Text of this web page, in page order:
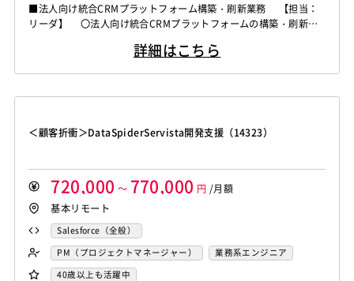
■法人向け統合CRMプラットフォーム構築・刷新業務 【担当：
リーダ】 〇法人向け統合CRMプラットフォームの構築・刷新プ
築業務を担当 〇要件定義・設計工程では、業務要件の整理およ
対向システム担当者...
詳細はこちら
＜顧客折衝＞DataSpiderServista開発支援（14323）
720,000 ～ 770,000 円 /月額
基本リモート
Salesforce（全般）
PM（プロジェクトマネージャー）
業務系エンジニア
40歳以上も活躍中